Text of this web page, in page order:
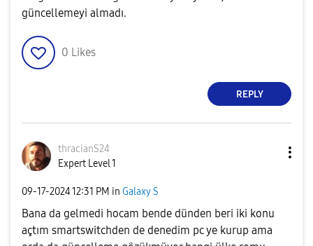
güncellemeyi almadı.
0 Likes
REPLY
thracianS24
Expert Level 1
‎09-17-202412:31 PM in Galaxy S
Bana da gelmedi hocam bende dünden beri iki konu
açtım smartswitchden de denedim pc ye kurup ama